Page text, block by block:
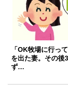
「OK牧場に行っ
を出た妻。その後
ず…